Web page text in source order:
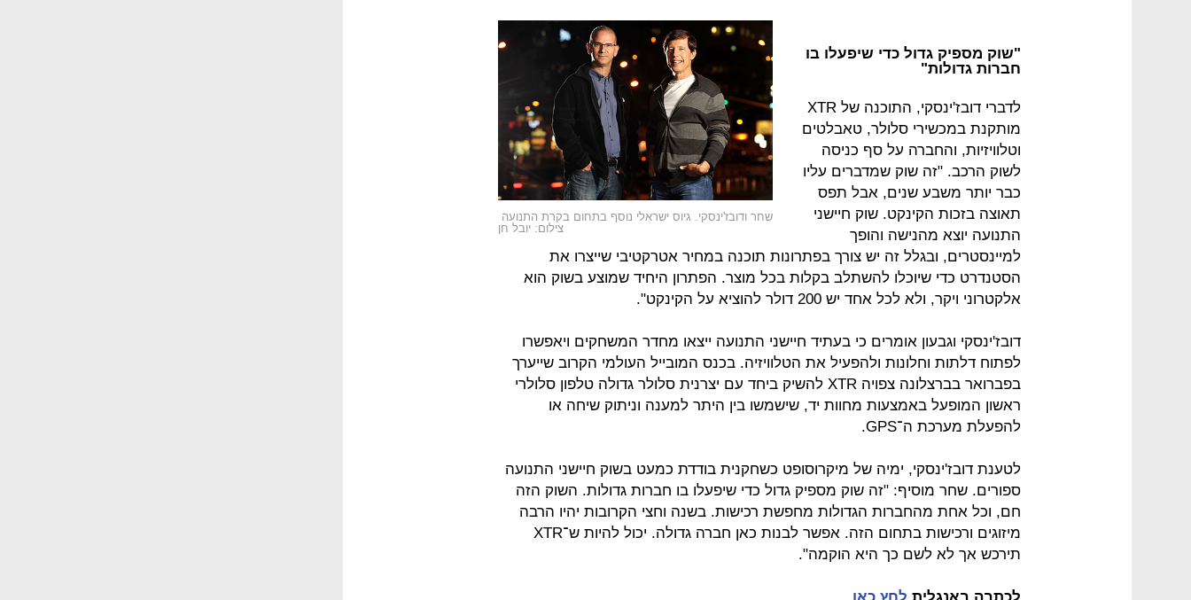
שחר ודובז'ינסקי. גיוס ישראלי נוסף בתחום בקרת התנועה
צילום: יובל חן
"שוק מספיק גדול כדי שיפעלו בו
חברות גדולות"
לדברי דובז'ינסקי, התוכנה של XTR
מותקנת במכשירי סלולר, טאבלטים
וטלוויזיות, והחברה על סף כניסה
לשוק הרכב. "זה שוק שמדברים עליו
כבר יותר משבע שנים, אבל תפס
תאוצה בזכות הקינקט. שוק חיישני
התנועה יוצא מהנישה והופך
למיינסטרים, ובגלל זה יש צורך בפתרונות תוכנה במחיר אטרקטיבי שייצרו את
הסטנדרט כדי שיוכלו להשתלב בקלות בכל מוצר. הפתרון היחיד שמוצע בשוק הוא
אלקטרוני ויקר, ולא לכל אחד יש 200 דולר להוציא על הקינקט".
דובז'ינסקי וגבעון אומרים כי בעתיד חיישני התנועה ייצאו מחדר המשחקים ויאפשרו
לפתוח דלתות וחלונות ולהפעיל את הטלוויזיה. בכנס המובייל העולמי הקרוב שייערך
בפברואר בברצלונה צפויה XTR להשיק ביחד עם יצרנית סלולר גדולה טלפון סלולרי
ראשון המופעל באמצעות מחוות יד, שישמשו בין היתר למענה וניתוק שיחה או
להפעלת מערכת ה־GPS.
לטענת דובז'ינסקי, ימיה של מיקרוסופט כשחקנית בודדת כמעט בשוק חיישני התנועה
ספורים. שחר מוסיף: "זה שוק מספיק גדול כדי שיפעלו בו חברות גדולות. השוק הזה
חם, וכל אחת מהחברות הגדולות מחפשת רכישות. בשנה וחצי הקרובות יהיו הרבה
מיזוגים ורכישות בתחום הזה. אפשר לבנות כאן חברה גדולה. יכול להיות ש־XTR
תירכש אך לא לשם כך היא הוקמה".